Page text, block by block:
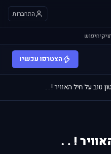
התחברות
ויקיחיפוש
הצטרפו עכשיו
טוב על חיל האוויר ! . .
! . .